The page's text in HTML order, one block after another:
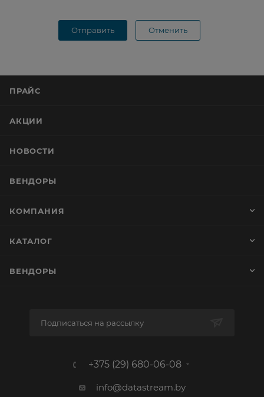
Отправить Отменить
ПРАЙС
АКЦИИ
НОВОСТИ
ВЕНДОРЫ
КОМПАНИЯ
КАТАЛОГ
ВЕНДОРЫ
Подписаться на рассылку
+375 (29) 680-06-08
info@datastream.by